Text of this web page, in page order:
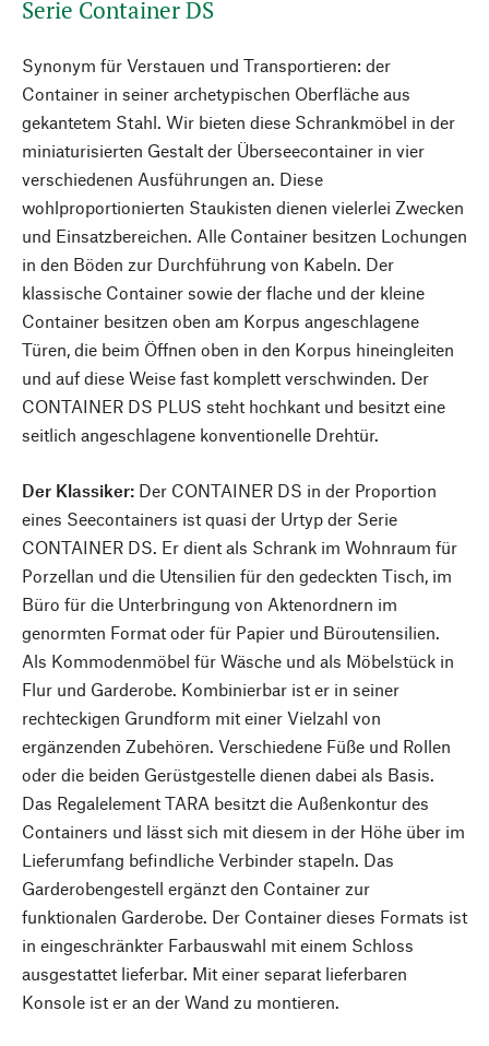
Serie Container DS
Synonym für Verstauen und Transportieren: der
Container in seiner archetypischen Oberfläche aus
gekantetem Stahl. Wir bieten diese Schrankmöbel in der
miniaturisierten Gestalt der Überseecontainer in vier
verschiedenen Ausführungen an. Diese
wohlproportionierten Staukisten dienen vielerlei Zwecken
und Einsatzbereichen. Alle Container besitzen Lochungen
in den Böden zur Durchführung von Kabeln. Der
klassische Container sowie der flache und der kleine
Container besitzen oben am Korpus angeschlagene
Türen, die beim Öffnen oben in den Korpus hineingleiten
und auf diese Weise fast komplett verschwinden. Der
CONTAINER DS PLUS steht hochkant und besitzt eine
seitlich angeschlagene konventionelle Drehtür.
Der Klassiker: Der CONTAINER DS in der Proportion
eines Seecontainers ist quasi der Urtyp der Serie
CONTAINER DS. Er dient als Schrank im Wohnraum für
Porzellan und die Utensilien für den gedeckten Tisch, im
Büro für die Unterbringung von Aktenordnern im
genormten Format oder für Papier und Büroutensilien.
Als Kommodenmöbel für Wäsche und als Möbelstück in
Flur und Garderobe. Kombinierbar ist er in seiner
rechteckigen Grundform mit einer Vielzahl von
ergänzenden Zubehören. Verschiedene Füße und Rollen
oder die beiden Gerüstgestelle dienen dabei als Basis.
Das Regalelement TARA besitzt die Außenkontur des
Containers und lässt sich mit diesem in der Höhe über im
Lieferumfang befindliche Verbinder stapeln. Das
Garderobengestell ergänzt den Container zur
funktionalen Garderobe. Der Container dieses Formats ist
in eingeschränkter Farbauswahl mit einem Schloss
ausgestattet lieferbar. Mit einer separat lieferbaren
Konsole ist er an der Wand zu montieren.